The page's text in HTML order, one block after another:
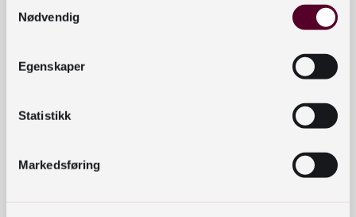
Nødvendig
Egenskaper
Statistikk
Markedsføring
Kontaktinformasjon
nett.bibliotekutvikling@nb.no
Postboks 2674 Solli, 0203 Oslo